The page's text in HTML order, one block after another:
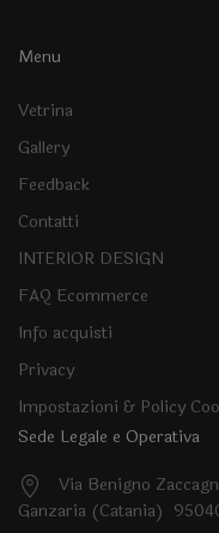
Menu
Vetrina
Gallery
Feedback
Contatti
INTERIOR DESIGN
FAQ Ecommerce
Info acquisti
Privacy
Impostazioni & Policy
Sede Legale e Operativa
Via Benigno
Ganzaria (Catania)